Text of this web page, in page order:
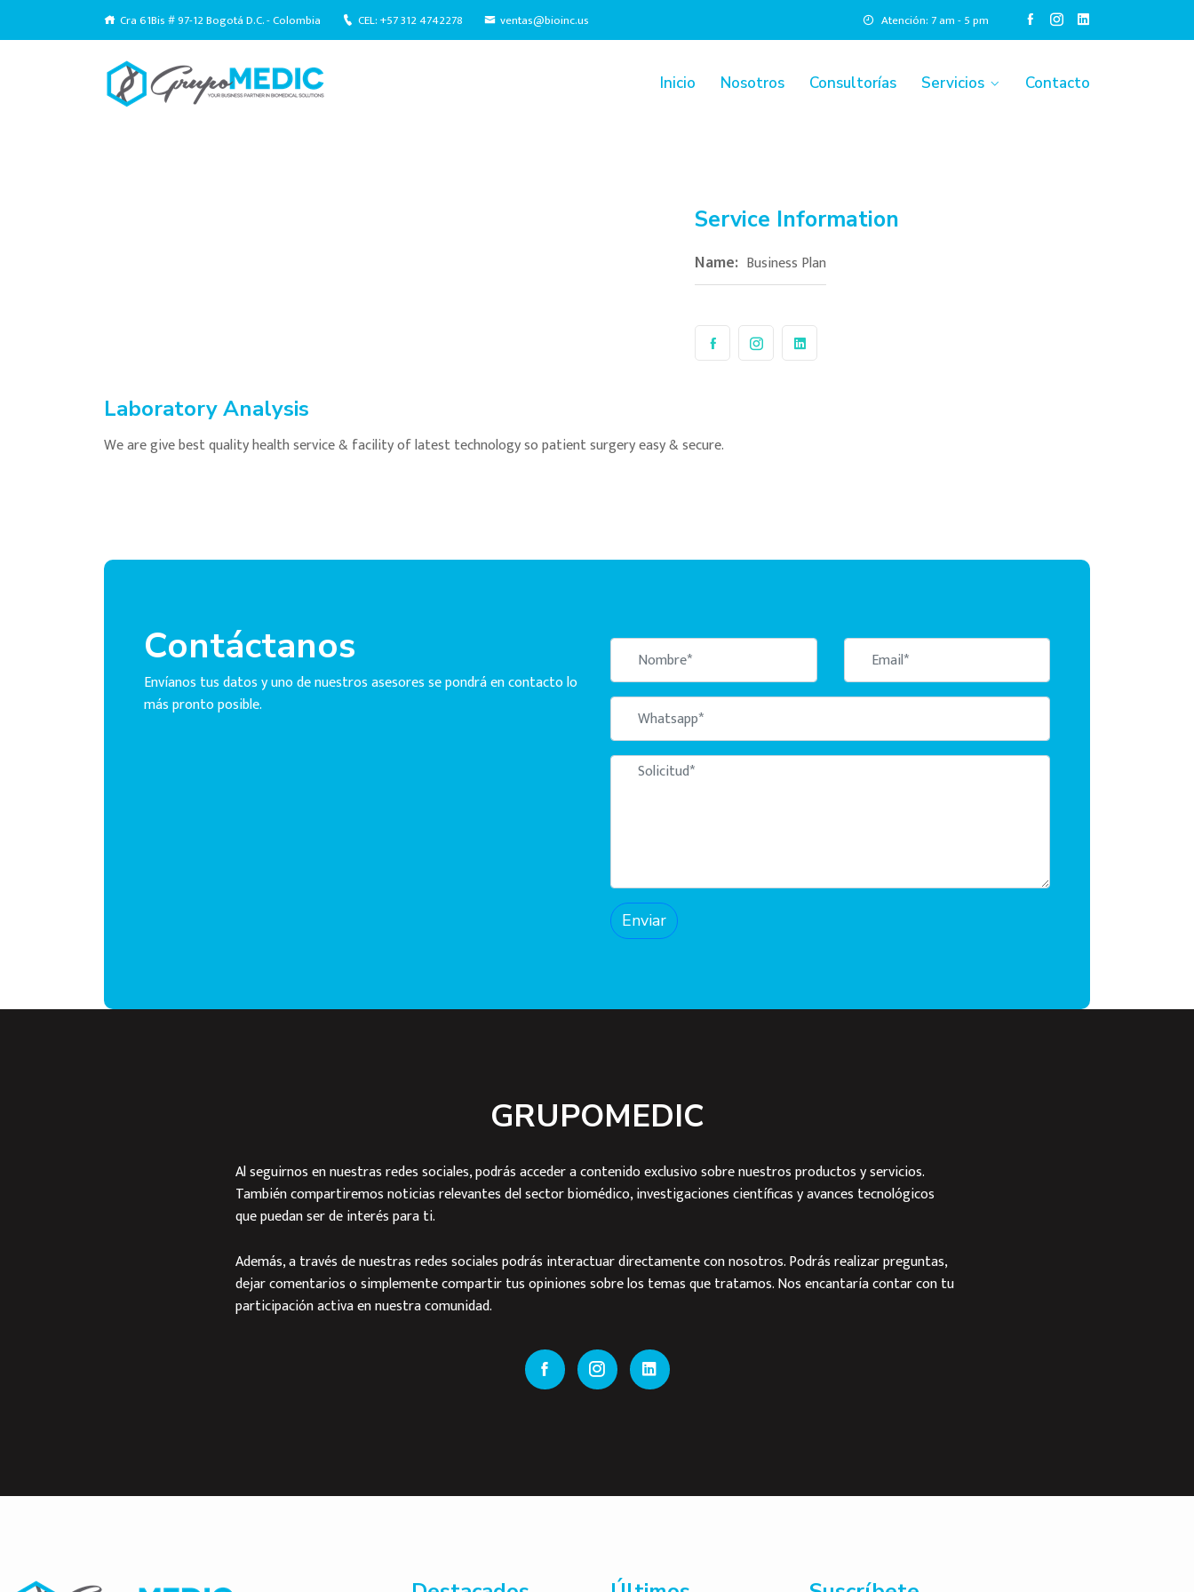
Cra 61Bis # 97-12 Bogotá D.C. - Colombia CEL: +57 312 4742278 ventas@bioinc.us Atención: 7 am - 5 pm
Inicio Nosotros Consultorías Servicios Contacto
Service Information
Name: Business Plan
Laboratory Analysis
We are give best quality health service & facility of latest technology so patient surgery easy & secure.
Contáctanos
Envíanos tus datos y uno de nuestros asesores se pondrá en contacto lo
más pronto posible.
Enviar
GRUPOMEDIC
Al seguirnos en nuestras redes sociales, podrás acceder a contenido exclusivo sobre nuestros productos y servicios.
También compartiremos noticias relevantes del sector biomédico, investigaciones científicas y avances tecnológicos
que puedan ser de interés para ti.
Además, a través de nuestras redes sociales podrás interactuar directamente con nosotros. Podrás realizar preguntas,
dejar comentarios o simplemente compartir tus opiniones sobre los temas que tratamos. Nos encantaría contar con tu
participación activa en nuestra comunidad.